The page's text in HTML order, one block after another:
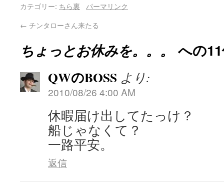
カテゴリー: ちら裏
パーマリンク
← チンタローさん来たる
ちょっとお休みを。。。 への
QWのBOSS より:
2010/08/26 4:00 AM
休暇届け出してたっけ？
船じゃなくて？
一路平安。
返信